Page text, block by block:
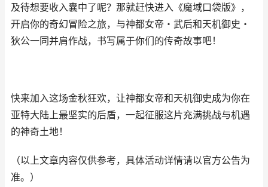
及待想要收入囊中了呢？那就赶快进入《魔域口袋版》，
开启你的奇幻冒险之旅，与神都女帝・武后和天机御史・
狄公一同并肩作战，书写属于你们的传奇故事吧！
快来加入这场金秋狂欢，让神都女帝和天机御史成为你在
亚特大陆上最坚实的后盾，一起征服这片充满挑战与机遇
的神奇土地！
（以上文章内容仅供参考，具体活动详情请以官方公告为
准。）